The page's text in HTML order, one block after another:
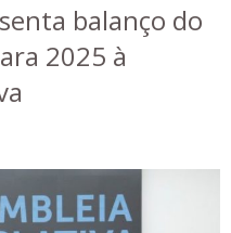
balanço do
2025 à